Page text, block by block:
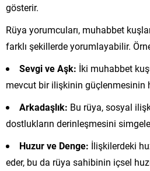
gösterir.
Rüya yorumcuları, muhabbet
farklı şekillerde yorumlayabilir.
Sevgi ve Aşk: İki muhabbet
mevcut bir ilişkinin güçlenmesinin
Arkadaşlık: Bu rüya, sosyal
dostlukların derinleşmesini
Huzur ve Denge: İlişkilerdeki
eder, bu da rüya sahibinin içsel